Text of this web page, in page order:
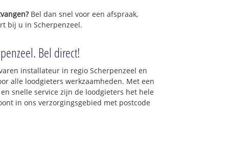
Bel dan snel voor een afspraak,
bij u in Scherpenzeel.
Bel direct!
installateur in regio Scherpenzeel en
alle loodgieters werkzaamheden. Met een
snelle service zijn de loodgieters het hele
in ons verzorgingsgebied met postcode